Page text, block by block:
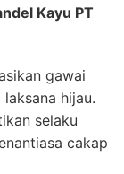
Kayu PT
gawai
hijau.
selaku
cakap